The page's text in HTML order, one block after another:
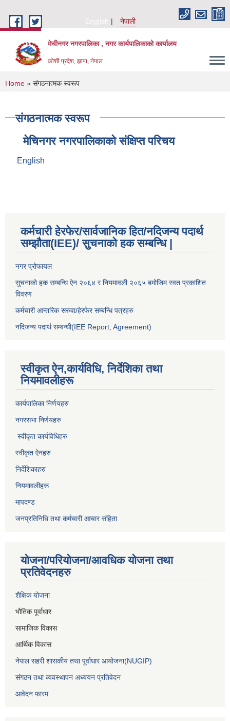
English
नेपाली
मेचीनगर नगरपालिका , नगर कार्यपालिकाको कार्यालय
कोशी प्रदेश, झापा, नेपाल
You are here
Home » संगठनात्मक स्वरूप
संगठनात्मक स्वरूप
मेचिनगर नगरपालिकाको संक्षिप्‍त परिचय
English
कर्मचारी हेरफेर/सार्वजानिक हित/नदिजन्य पदार्थ
सम्झौता(IEE)/ सुचनाको हक सम्बन्धि |
नगर प्रोफायल
सुचनाको हक सम्बन्धि ऐन २०६४ र नियमावली २०६५ बमोजिम स्वत प्रकाशित
विवरण
कर्मचारी आन्तरिक सरुवा/हेरफेर सम्बन्धि पत्रहरु
नदिजन्य पदार्थ सम्बन्धी(IEE Report, Agreement)​
स्वीकृत ऐन,कार्यविधि, निर्देशिका तथा
नियमावलीहरू
कार्यपालिका निर्णयहरु
नगरसभा निर्णयहरु
स्वीकृत कार्यविधिहरु
स्वीकृत ऐनहरु
निर्देशिकाहरु
नियमावलीहरू
मापदण्ड
जनप्रतिनिधि तथा कर्मचारी आचार संहिता
योजना/परियोजना/आवधिक योजना तथा
प्रतिवेदनहरु
शैक्षिक योजना
भौतिक पूर्वाधार
सामाजिक विकास
आर्थिक विकास
नेपाल सहरी शासकीय तथा पूर्वाधार आयोजना(NUGIP)
संगठन तथा व्यवस्थापन अध्ययन प्रतिवेदन
आवेदन फारम